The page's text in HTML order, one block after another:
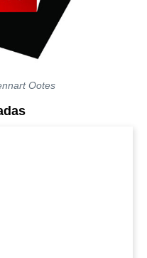
Ootes